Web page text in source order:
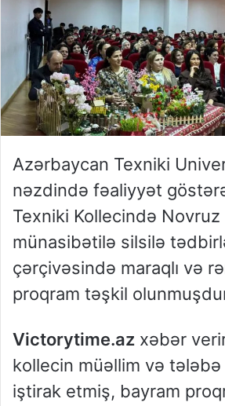
Azərbaycan Texniki
nəzdində fəaliyyət
Texniki Kollecində Novruz
münasibətilə silsilə
çərçivəsində maraqlı və
proqram təşkil
Victorytime.az xəbər
kollecin müəllim və
iştirak etmiş, bayram